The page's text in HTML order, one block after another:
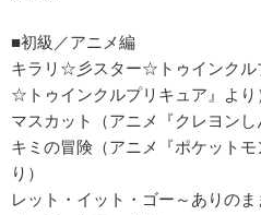
■初級／アニメ編
キラリ☆彡スター☆トゥインクル
☆トゥインクルプリキュア』より
マスカット（アニメ『クレヨンし
キミの冒険（アニメ『ポケット
り）
レット・イット・ゴー～ありの